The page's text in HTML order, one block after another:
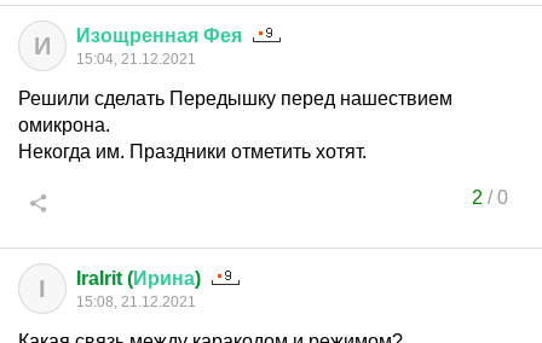
И Изощренная Фея
15:04, 21.12.2021
Решили сделать Передышку перед нашествием
омикрона.
Некогда им. Праздники отметить хотят.
2 /0
I IraIrit (Ирина)
15:08, 21.12.2021